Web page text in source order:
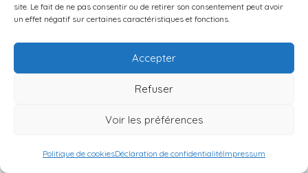
site. Le fait de ne pas consentir ou de retirer son consentement peut avoir
un effet négatif sur certaines caractéristiques et fonctions.
Accepter
Refuser
Voir les préférences
Politique de cookiesDéclaration de confidentialitéImpressum
Vous souhaitez donner une dimension
internationale à votre entreprise en créant
une société à l’étranger ? Profitez de mon
expertise pour naviguer avec succès à
des différents pays. Que ce soit pour choisir